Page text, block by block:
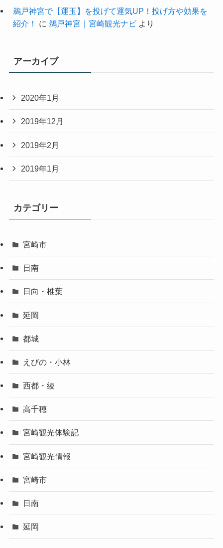
鵜戸神宮で【運玉】を投げて運気UP！投げ方や効果を
紹介！
に 鵜戸神宮｜宮崎観光ナビより
アーカイブ
2020年1月
2019年12月
2019年2月
2019年1月
カテゴリー
宮崎市
日南
日向・椎葉
延岡
都城
えびの・小林
西都・綾
高千穂
宮崎観光体験記
宮崎観光情報
宮崎市
日南
延岡